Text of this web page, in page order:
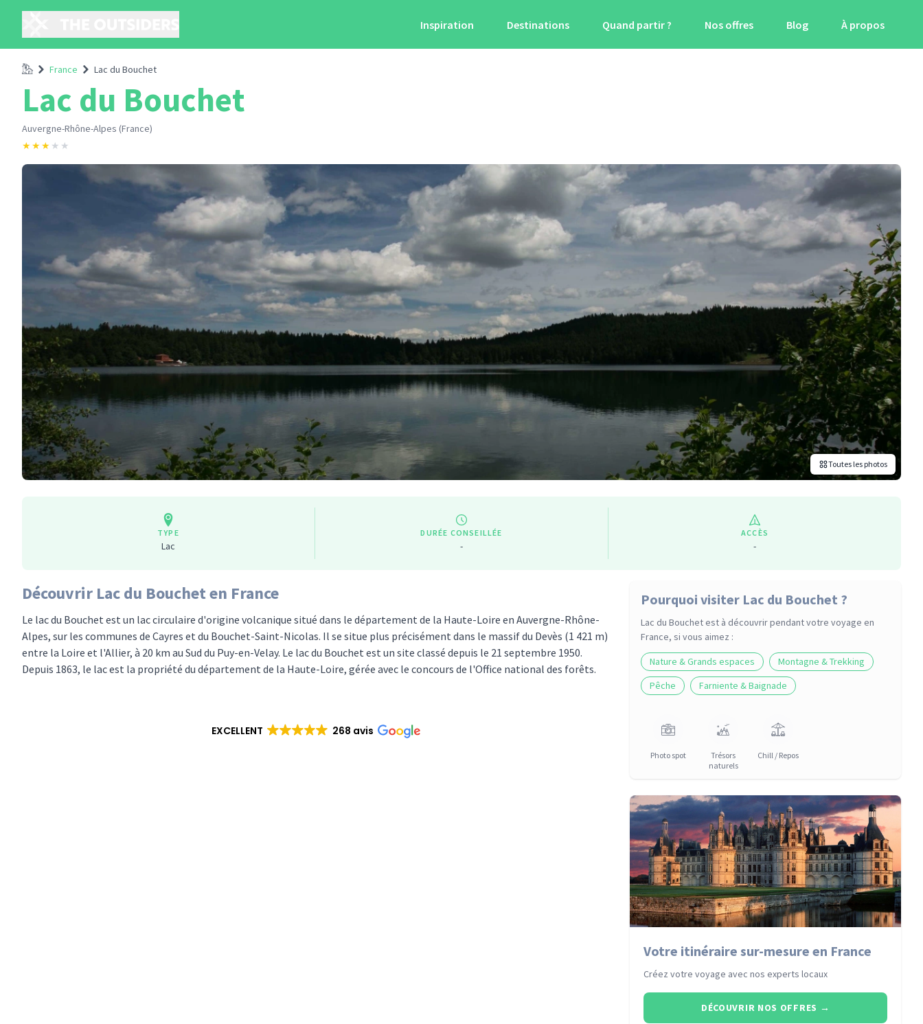
Inspiration Destinations Quand partir ? Nos offres Blog À propos
Accueil
France Lac du Bouchet
Lac du Bouchet
Auvergne-Rhône-Alpes (France)
★★★ ★ ★
Toutes les photos
TYPE
Lac
DURÉE CONSEILLÉE
-
ACCÈS
-
Découvrir Lac du Bouchet en France
Le lac du Bouchet est un lac circulaire d'origine volcanique situé dans le département de la Haute-Loire en Auvergne-Rhône-
Alpes, sur les communes de Cayres et du Bouchet-Saint-Nicolas. Il se situe plus précisément dans le massif du Devès (1 421 m)
entre la Loire et l'Allier, à 20 km au Sud du Puy-en-Velay. Le lac du Bouchet est un site classé depuis le 21 septembre 1950.
Depuis 1863, le lac est la propriété du département de la Haute-Loire, gérée avec le concours de l'Office national des forêts.
EXCELLENT 268 avis
Pourquoi visiter Lac du Bouchet ?
Lac du Bouchet est à découvrir pendant votre voyage en
France, si vous aimez :
Nature & Grands espaces
Montagne & Trekking
Pêche
Farniente & Baignade
Photo spot
Trésors
naturels
Chill / Repos
Votre itinéraire sur-mesure en France
Créez votre voyage avec nos experts locaux
DÉCOUVRIR NOS OFFRES →